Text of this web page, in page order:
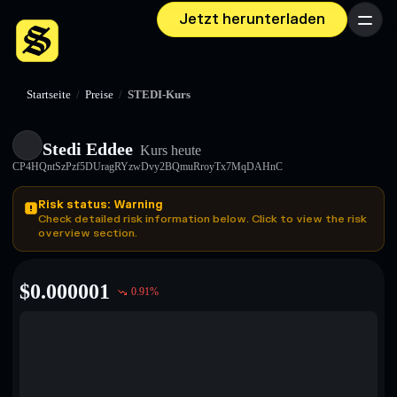
Jetzt herunterladen Menü
Startseite / Preise / STEDI-Kurs
Stedi Eddee Kurs heute
CP4HQntSzPzf5DUragRYzwDvy2BQmuRroyTx7MqDAHnC
Risk status: Warning
Check detailed risk information below. Click to view the risk
overview section.
$0.000001 0.91%